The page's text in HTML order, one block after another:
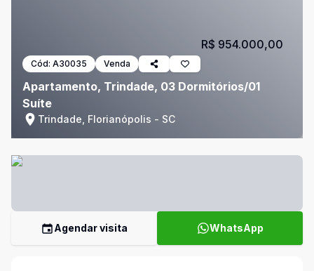
Cód: A30035 Venda
Apartamento, Trindade, 03 Dormitórios/01
Suíte
Trindade, Florianópolis - SC
R$ 954.000,00
Agendar visita WhatsApp